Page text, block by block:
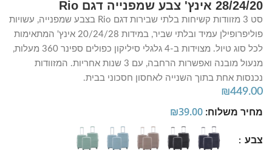
28/24/20 אינץ' צבע שמפנייה דגם Rio
סט 3 מזוודות קשיחות בלתי שבירות דגם Rio בצבע שמפנייה, עשויות
פוליפרופילן עמיד ובלתי שביר, במידות 20/24/28 אינץ' המתאימות
לכל סוג טיול. מצוידות ב-4 גלגלי סיליקון כפולים ספינר 360 מעלות,
מנעול מובנה ואפשרות הרחבה, עם 3 שנות אחריות. המזוודות
נכנסות אחת בתוך השנייה לאחסון חסכוני בבית.
₪449.00
מחיר משלוח: ₪39.00
צבע